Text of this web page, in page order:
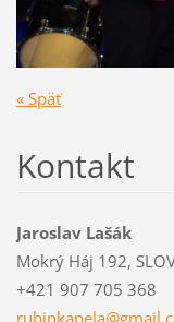
« Späť
Kontakt
Jaroslav Lašák
Mokrý Háj 192,
+421 907 705 368
rubinkapela@gmai